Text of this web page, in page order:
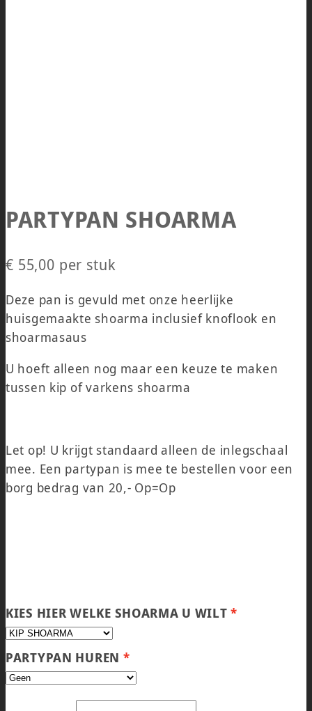
PARTYPAN SHOARMA
€ 55,00 per stuk
Deze pan is gevuld met onze heerlijke
huisgemaakte shoarma inclusief knoflook en
shoarmasaus
U hoeft alleen nog maar een keuze te maken
tussen kip of varkens shoarma
Let op! U krijgt standaard alleen de inlegschaal
mee. Een partypan is mee te bestellen voor een
borg bedrag van 20,- Op=Op
KIES HIER WELKE SHOARMA U WILT
PARTYPAN HUREN